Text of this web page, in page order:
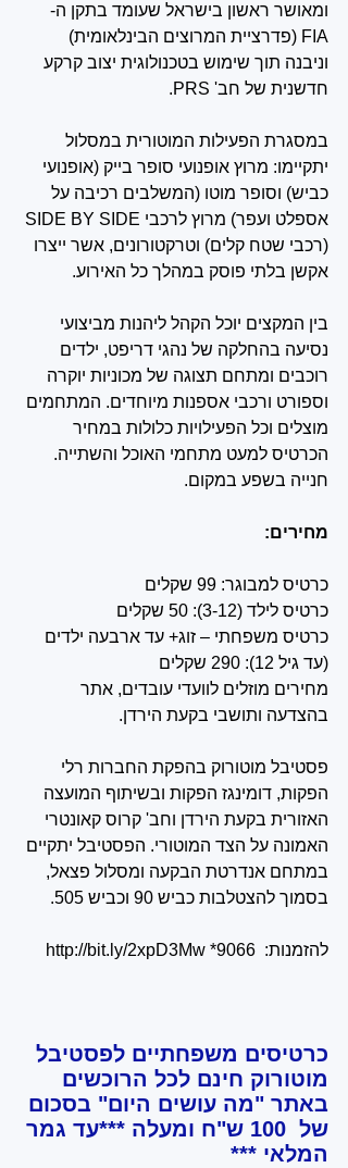
ומאושר ראשון בישראל שעומד בתקן ה-
FIA (פדרציית המרוצים הבינלאומית)
וניבנה תוך שימוש בטכנולוגית יצוב קרקע
חדשנית של חב' PRS.
במסגרת הפעילות המוטורית במסלול
יתקיימו: מרוץ אופנועי סופר בייק (אופנועי
כביש) וסופר מוטו (המשלבים רכיבה על
(רכבי שטח קלים) וטרקטורונים, אשר ייצרו
אקשן בלתי פוסק במהלך כל האירוע.
בין המקצים יוכל הקהל ליהנות מביצועי
נסיעה בהחלקה של נהגי דריפט, ילדים
רוכבים ומתחם תצוגה של מכוניות יוקרה
וספורט ורכבי אספנות מיוחדים. המתחמים
מוצלים וכל הפעילויות כלולות במחיר
הכרטיס למעט מתחמי האוכל והשתייה.
חנייה בשפע במקום.
מחירים:
כרטיס למבוגר: 99 שקלים
כרטיס לילד (3-12): 50 שקלים
כרטיס משפחתי – זוג+ עד ארבעה ילדים
(עד גיל 12): 290 שקלים
מחירים מוזלים לוועדי עובדים, אתר
בהצדעה ותושבי בקעת הירדן.
פסטיבל מוטורוק בהפקת החברות רלי
הפקות, דומינגז הפקות ובשיתוף המועצה
האזורית בקעת הירדן וחב' קרוס קאונטרי
האמונה על הצד המוטורי. הפסטיבל יתקיים
במתחם אנדרטת הבקעה ומסלול פצאל,
בסמוך להצטלבות כביש 90 וכביש 505.
להזמנות:  http://bit.ly/2xpD3Mw *9066
כרטיסים משפחתיים לפסטיבל
מוטורוק חינם לכל הרוכשים
באתר "מה עושים היום" בסכום
של  100 ש"ח ומעלה ***עד גמר
המלאי ***